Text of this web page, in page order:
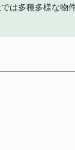
は多種多様な物